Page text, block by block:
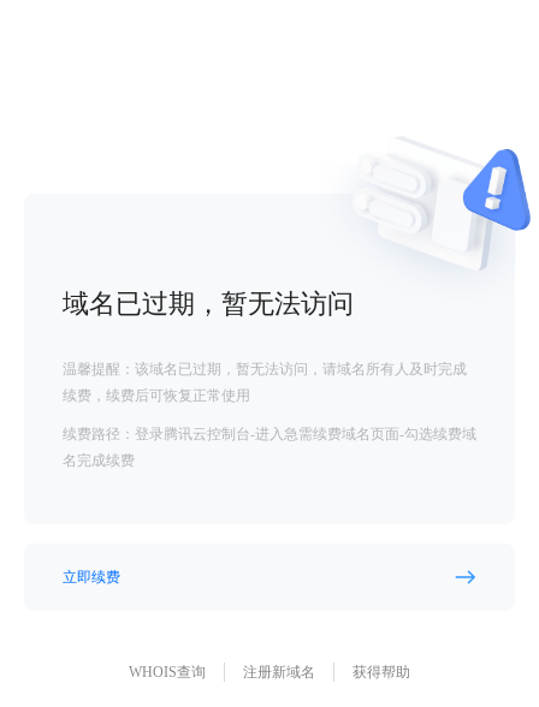
域名已过期，暂无法访问
温馨提醒：该域名已过期，暂无法访问，请域名所有人及时完成
续费，续费后可恢复正常使用
续费路径：登录腾讯云控制台-进入急需续费域名页面-勾选续费域
名完成续费
立即续费
WHOIS查询 注册新域名 获得帮助